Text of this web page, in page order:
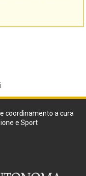
coordinamento a cura
e Sport